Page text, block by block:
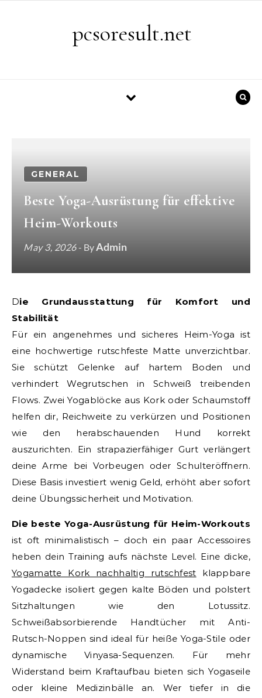
pcsoresult.net
GENERAL
Beste Yoga-Ausrüstung für effektive
Heim-Workouts
May 3, 2026- ByAdmin
Die Grundausstattung für Komfort und
Stabilität
Für ein angenehmes und sicheres Heim-Yoga ist
eine hochwertige rutschfeste Matte unverzichtbar.
Sie schützt Gelenke auf hartem Boden und
verhindert Wegrutschen in Schweiß treibenden
Flows. Zwei Yogablöcke aus Kork oder Schaumstoff
helfen dir, Reichweite zu verkürzen und Positionen
wie den herabschauenden Hund korrekt
auszurichten. Ein strapazierfähiger Gurt verlängert
deine Arme bei Vorbeugen oder Schulteröffnern.
Diese Basis investiert wenig Geld, erhöht aber sofort
deine Übungssicherheit und Motivation.
Die beste Yoga-Ausrüstung für Heim-Workouts
ist oft minimalistisch – doch ein paar Accessoires
heben dein Training aufs nächste Level. Eine dicke,
Yogamatte Kork nachhaltig rutschfest klappbare
Yogadecke isoliert gegen kalte Böden und polstert
Sitzhaltungen wie den Lotussitz.
Schweißabsorbierende Handtücher mit Anti-
Rutsch-Noppen sind ideal für heiße Yoga-Stile oder
dynamische Vinyasa-Sequenzen. Für mehr
Widerstand beim Kraftaufbau bieten sich Yogaseile
oder kleine Medizinbälle an. Wer tiefer in die